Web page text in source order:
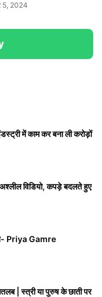
5, 2024
में काम कर बना ली करोड़ों
विडियो, कपड़े बदलते हुए
Priya Gamre
| स्त्री या पुरुष के छाती पर